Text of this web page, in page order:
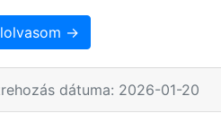
→
dátuma: 2026-01-20